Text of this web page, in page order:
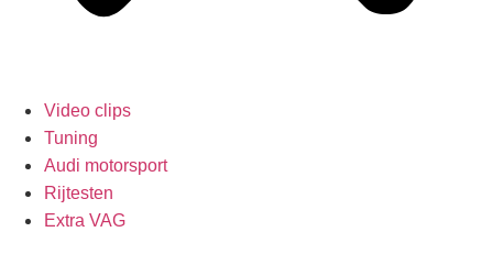
Video clips
Tuning
Audi motorsport
Rijtesten
Extra VAG